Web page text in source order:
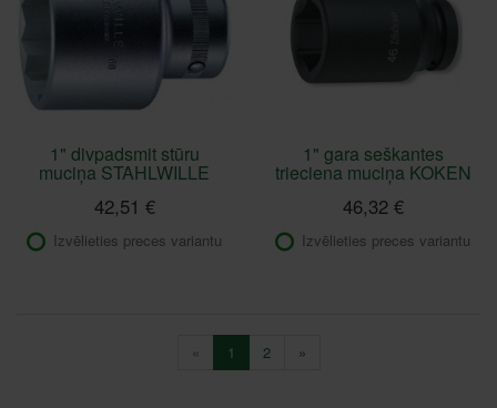
1" divpadsmit stūru
muciņa STAHLWILLE
42,51 €
Izvēlieties preces variantu
1" gara seškantes
trieciena muciņa KOKEN
46,32 €
Izvēlieties preces variantu
« 1 2 »